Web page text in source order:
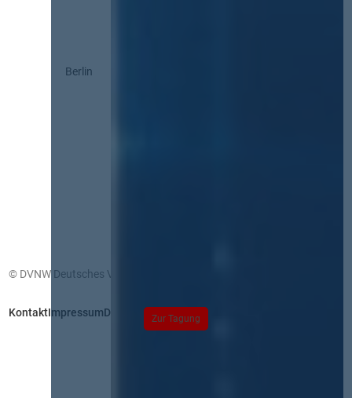
Zur Tagung
Berlin
© DVNW Deutsches Vergabenetzwerk GmbH
KontaktImpressumDatenschutz